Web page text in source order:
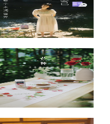
点击查看》
面膜竖屏广告
点击查看》